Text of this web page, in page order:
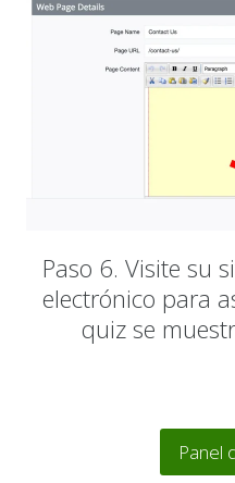
Paso 6. Visite su
electrónico para
quiz se
Panel